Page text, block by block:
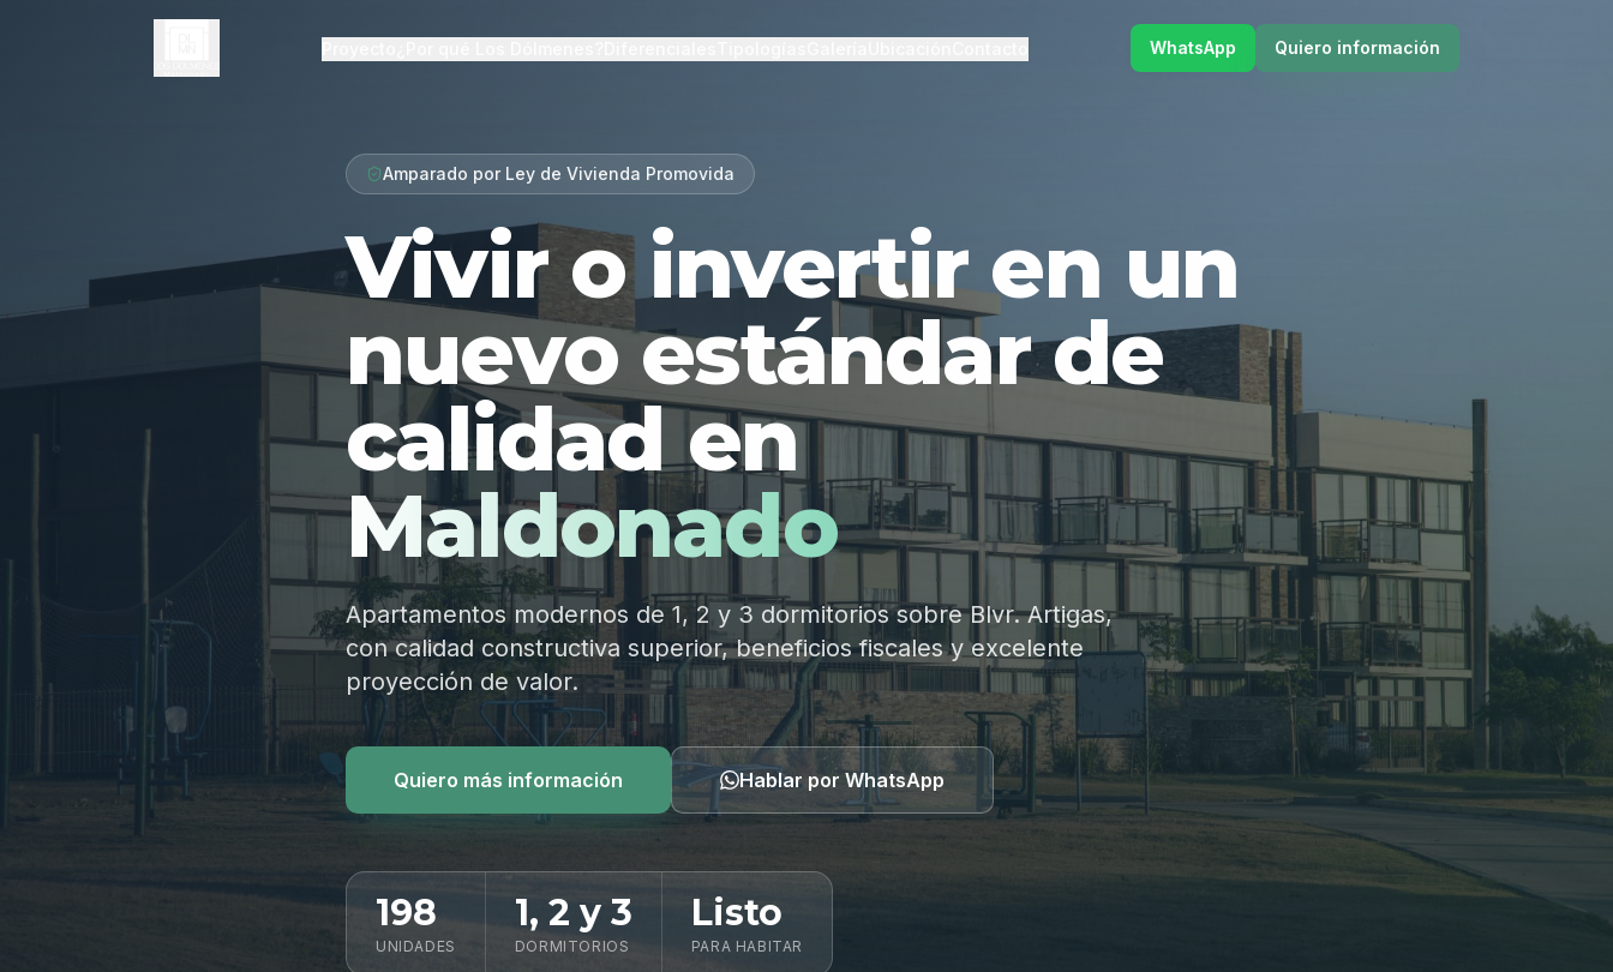
WhatsApp Quiero información
Amparado por Ley de Vivienda Promovida
Vivir o invertir en un
nuevo estándar de
calidad en
Maldonado
Apartamentos modernos de 1, 2 y 3 dormitorios sobre Blvr. Artigas,
con calidad constructiva superior, beneficios fiscales y excelente
proyección de valor.
Quiero más información Hablar por WhatsApp
198
UNIDADES
1, 2 y 3
DORMITORIOS
Listo
PARA HABITAR